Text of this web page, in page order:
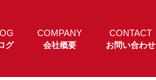
グ
COMPANY
会社概要
CONTACT
お問い合わせ